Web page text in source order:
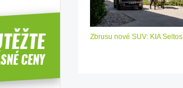
Zbrusu nové SUV: KIA Seltos